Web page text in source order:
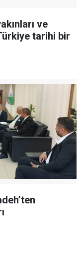
ve
tarihi bir